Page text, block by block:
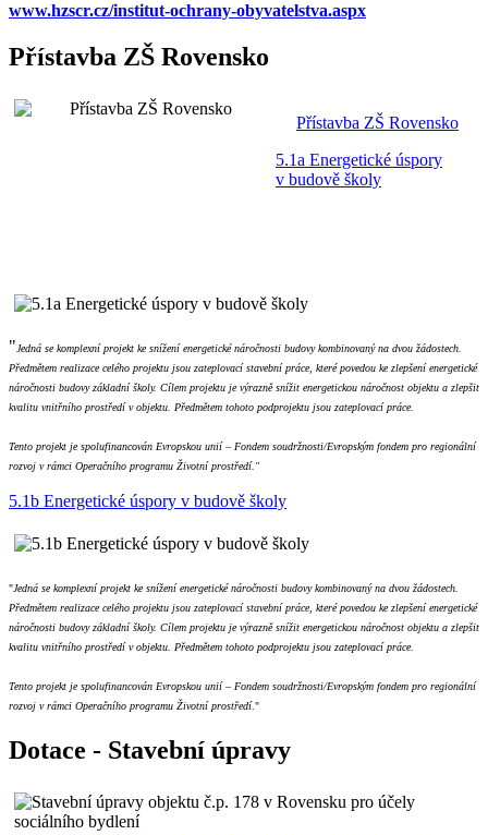
www.hzscr.cz/institut-ochrany-obyvatelstva.aspx
Přístavba ZŠ Rovensko
Přístavba ZŠ Rovensko
5.1a Energetické úspory
v budově školy
" Jedná se komplexní projekt ke snížení energetické náročnosti budovy kombinovaný na dvou žádostech.
Předmětem realizace celého projektu jsou zateplovací stavební práce, které povedou ke zlepšení energetické
náročnosti budovy základní školy. Cílem projektu je výrazně snížit energetickou náročnost objektu a zlepšit
kvalitu vnitřního prostředí v objektu. Předmětem tohoto podprojektu jsou zateplovací práce.
Tento projekt je spolufinancován Evropskou unií – Fondem soudržnosti/Evropským fondem pro regionální
rozvoj v rámci Operačního programu Životní prostředí."
5.1b Energetické úspory v budově školy
"Jedná se komplexní projekt ke snížení energetické náročnosti budovy kombinovaný na dvou žádostech.
Předmětem realizace celého projektu jsou zateplovací stavební práce, které povedou ke zlepšení energetické
náročnosti budovy základní školy. Cílem projektu je výrazně snížit energetickou náročnost objektu a zlepšit
kvalitu vnitřního prostředí v objektu. Předmětem tohoto podprojektu jsou zateplovací práce.
Tento projekt je spolufinancován Evropskou unií – Fondem soudržnosti/Evropským fondem pro regionální
rozvoj v rámci Operačního programu Životní prostředí."
Dotace - Stavební úpravy